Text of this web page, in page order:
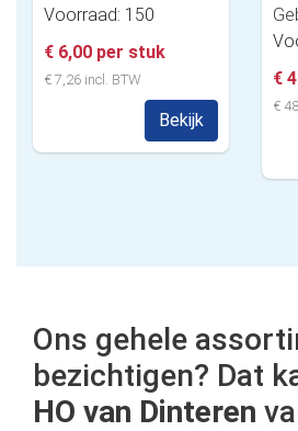
Voorraad: 150
€ 6,00 per stuk
€ 7,26 incl. BTW
Bekijk
€
€
Ons gehele
bezichtigen? Dat
HO van Dinteren